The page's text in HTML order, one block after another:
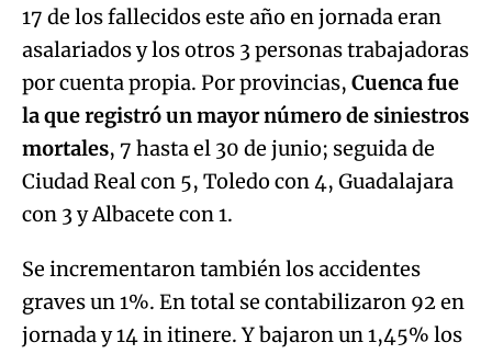
Try again
17 de los fallecidos este año en jornada eran
asalariados y los otros 3 personas trabajadoras
por cuenta propia. Por provincias, Cuenca fue
la que registró un mayor número de siniestros
mortales, 7 hasta el 30 de junio; seguida de
Ciudad Real con 5, Toledo con 4, Guadalajara
con 3 y Albacete con 1.
Se incrementaron también los accidentes
graves un 1%. En total se contabilizaron 92 en
jornada y 14 in itinere. Y bajaron un 1,45% los